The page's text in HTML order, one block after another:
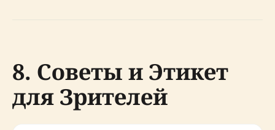
8. Советы и Этикет
для Зрителей